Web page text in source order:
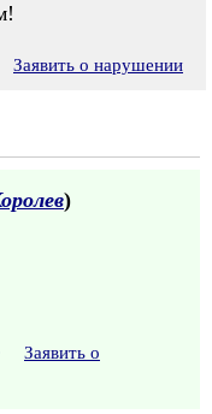
Заявить о нарушении
)
Заявить о